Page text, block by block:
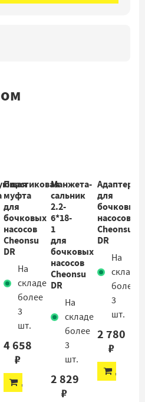
Пластиковая
муфта
для
бочковых
насосов
Cheonsu
DR
На
складе
более
3
шт.
4 658
₽
ДОБАВИТЬ
Манжета-
сальник
2.2-
6*18-
1
для
бочковых
насосов
Cheonsu
DR
На
складе
более
3
шт.
2 829
₽
Адаптер
для
бочковых
насосов
Cheonsu
DR
На
складе
более
3
шт.
2 780
₽